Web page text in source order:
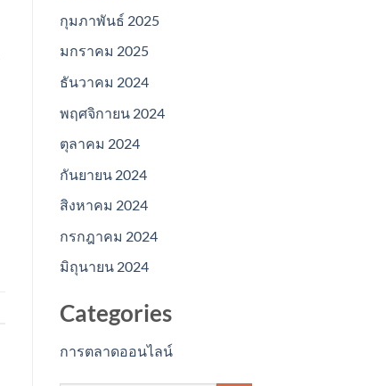
กุมภาพันธ์ 2025
มกราคม 2025
ธันวาคม 2024
พฤศจิกายน 2024
ตุลาคม 2024
กันยายน 2024
สิงหาคม 2024
กรกฎาคม 2024
มิถุนายน 2024
Categories
การตลาดออนไลน์